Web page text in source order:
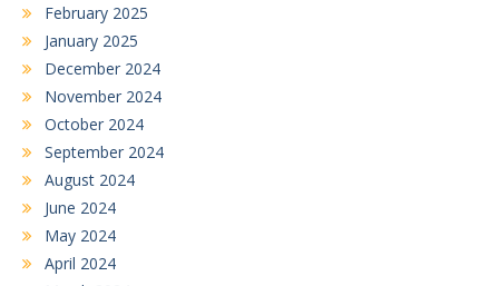
February 2025
January 2025
December 2024
November 2024
October 2024
September 2024
August 2024
June 2024
May 2024
April 2024